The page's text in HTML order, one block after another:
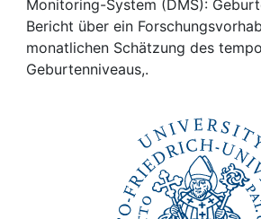
Monitoring-System (DMS):
Bericht über ein
monatlichen Schätzung des
Geburtenniveaus,.